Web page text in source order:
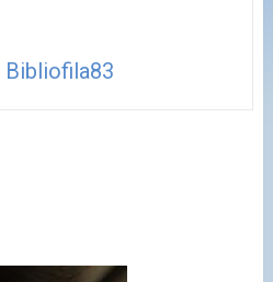
Bibliofila83